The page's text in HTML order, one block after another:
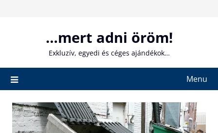
…mert adni öröm!
Exkluzív, egyedi és céges ajándékok…
Menu